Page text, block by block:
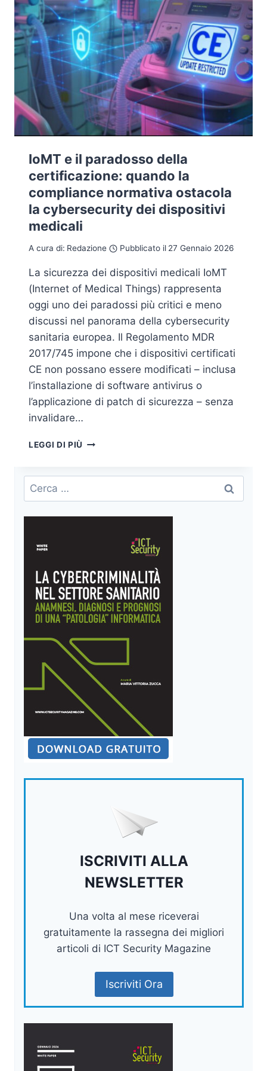
IoMT e il paradosso della
certificazione: quando la
compliance normativa ostacola
la cybersecurity dei dispositivi
medicali
A cura di: Redazione Pubblicato il 27 Gennaio 2026
La sicurezza dei dispositivi medicali IoMT
(Internet of Medical Things) rappresenta
oggi uno dei paradossi più critici e meno
discussi nel panorama della cybersecurity
sanitaria europea. Il Regolamento MDR
2017/745 impone che i dispositivi certificati
CE non possano essere modificati – inclusa
l’installazione di software antivirus o
l’applicazione di patch di sicurezza – senza
invalidare…
LEGGI DI PIÙ IOMT
PARADOSSO
CERTIFICAZIONE:
QUANDO
COMPLIANCE
NORMATIVA
LA
CYBERSECURITY
DEI
DISPOSITIVI
Ricerca
per:
ISCRIVITI ALLA
NEWSLETTER
Una volta al mese riceverai
gratuitamente la rassegna dei migliori
articoli di ICT Security Magazine
Iscriviti Ora